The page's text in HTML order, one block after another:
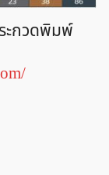
ะกวดพิมพ์